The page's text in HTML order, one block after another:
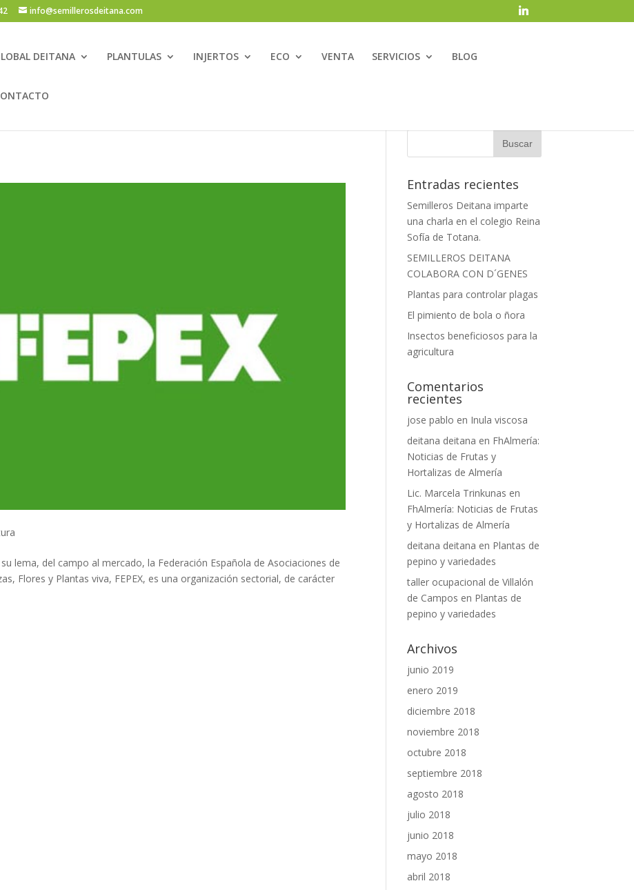
info@semillerosdeitana.com
DEITANA PLANTULAS INJERTOS ECO VENTA SERVICIOS BLOG
lema, del campo al mercado, la Federación Española de Asociaciones de
Flores y Plantas viva, FEPEX, es una organización sectorial, de carácter
Entradas recientes
Semilleros Deitana imparte
una charla en el colegio Reina
Sofía de Totana.
SEMILLEROS DEITANA
COLABORA CON D´GENES
Plantas para controlar plagas
El pimiento de bola o ñora
Insectos beneficiosos para la
agricultura
Comentarios
recientes
jose pablo en Inula viscosa
deitana deitana en FhAlmería:
Noticias de Frutas y
Hortalizas de Almería
Lic. Marcela Trinkunas en
FhAlmería: Noticias de Frutas
y Hortalizas de Almería
deitana deitana en Plantas de
pepino y variedades
taller ocupacional de Villalón
de Campos en Plantas de
pepino y variedades
Archivos
junio 2019
enero 2019
diciembre 2018
noviembre 2018
octubre 2018
septiembre 2018
agosto 2018
julio 2018
junio 2018
mayo 2018
abril 2018